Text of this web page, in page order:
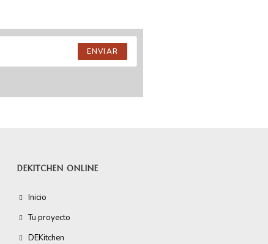
ENVIAR
DEKITCHEN ONLINE
Inicio
Tu proyecto
DEKitchen